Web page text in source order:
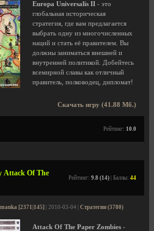
Europa Universalis II - это
глобальная историческая
стратегия, где вам предлагается
выбрать одну из многочисленных
наций и стать её правителем. Вы
должны заниматься внешней и
внутренней политикой. Добейтесь
всемирной славы как отличный
правитель, полководец, дипломат!
Скачать игру (41.88 Мб.)
Рейтинг: 10.0
Attack Of The
Рейтинг: 9.8 (14) | Баллы: 44
[2371|145] | 2010-03-04 | Стратегии (3780)
Attack Of The Paper Zombies -